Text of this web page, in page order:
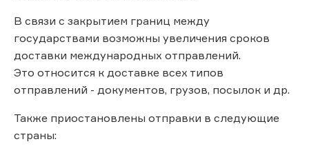
В связи с закрытием границ между
государствами возможны увеличения сроков
доставки международных отправлений.
Это относится к доставке всех типов
отправлений - документов, грузов, посылок и др.
Также приостановлены отправки в следующие
страны: